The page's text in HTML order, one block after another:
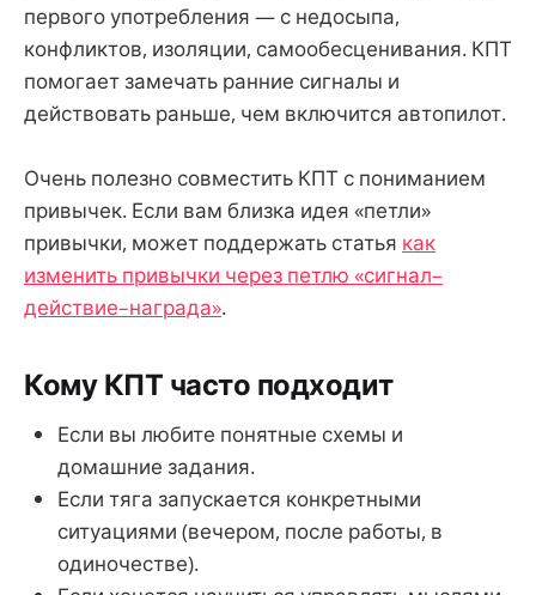
первого употребления — с недосыпа,
конфликтов, изоляции, самообесценивания. КПТ
помогает замечать ранние сигналы и
действовать раньше, чем включится автопилот.
Очень полезно совместить КПТ с пониманием
привычек. Если вам близка идея «петли»
привычки, может поддержать статья как
изменить привычки через петлю «сигнал–
действие–награда».
Кому КПТ часто подходит
Если вы любите понятные схемы и
домашние задания.
Если тяга запускается конкретными
ситуациями (вечером, после работы, в
одиночестве).